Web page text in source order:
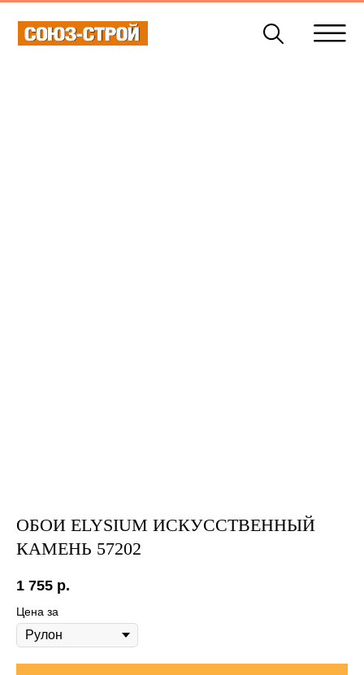
ОБОИ ELYSIUM ИСКУССТВЕННЫЙ
КАМЕНЬ 57202
1 755 р.
Цена за